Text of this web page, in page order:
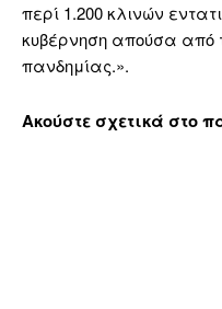
περί 1.200 κλινών
κυβέρνηση απούσα από
πανδημίας.».
Ακούστε σχετικά στο